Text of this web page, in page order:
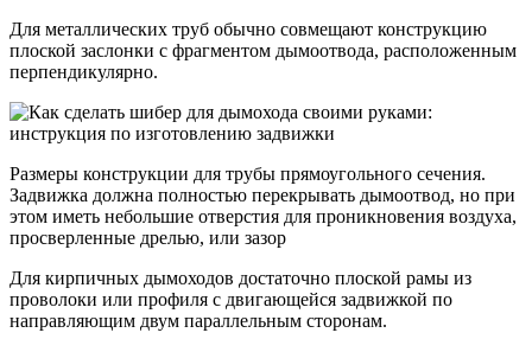
Для металлических труб обычно совмещают конструкцию
плоской заслонки с фрагментом дымоотвода, расположенным
перпендикулярно.
Размеры конструкции для трубы прямоугольного сечения.
Задвижка должна полностью перекрывать дымоотвод, но при
этом иметь небольшие отверстия для проникновения воздуха,
просверленные дрелью, или зазор
Для кирпичных дымоходов достаточно плоской рамы из
проволоки или профиля с двигающейся задвижкой по
направляющим двум параллельным сторонам.